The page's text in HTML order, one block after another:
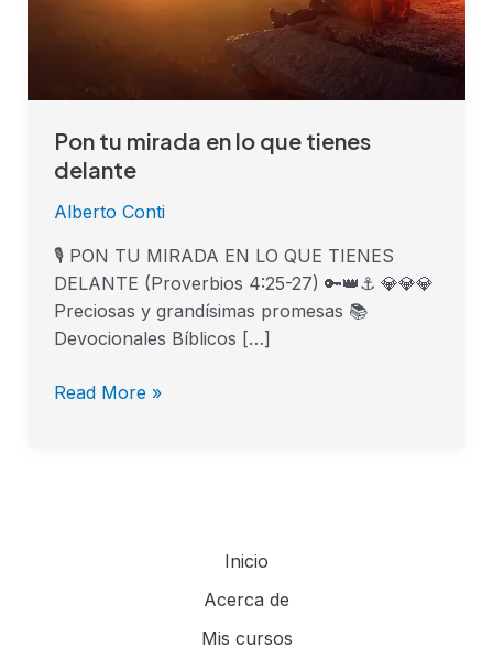
Pon tu mirada en lo que tienes
delante
Alberto Conti
🎙 PON TU MIRADA EN LO QUE TIENES
DELANTE (Proverbios 4:25-27) 🔑👑⚓ 💎💎💎
Preciosas y grandísimas promesas 📚
Devocionales Bíblicos […]
delante
Read More »
Inicio
Acerca de
Mis cursos